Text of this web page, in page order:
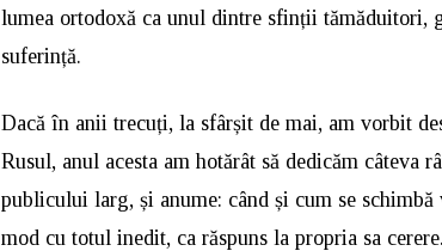
lumea ortodoxă ca unul dintre sfinții
suferință.
Dacă în anii trecuți, la sfârșit de mai, am vorbit
Rusul, anul acesta am hotărât să dedicăm câteva
publicului larg, și anume: când și cum se
mod cu totul inedit, ca răspuns la propria sa